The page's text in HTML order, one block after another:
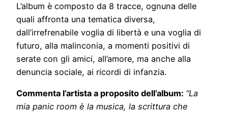
L’album è composto da 8 tracce, ognuna delle
quali affronta una tematica diversa,
dall’irrefrenabile voglia di libertà e una voglia di
futuro, alla malinconia, a momenti positivi di
serate con gli amici, all’amore, ma anche alla
denuncia sociale, ai ricordi di infanzia.
Commenta l’artista a proposito dell’album: “La
mia panic room è la musica, la scrittura che